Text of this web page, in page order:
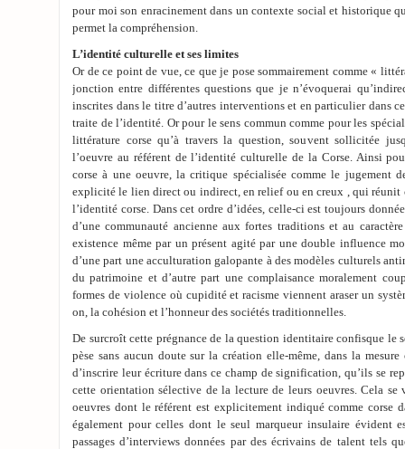
pour moi son enracinement dans un contexte social et historique
permet la compréhension.
L’identité culturelle et ses limites
Or de ce point de vue, ce que je pose sommairement comme «
jonction entre différentes questions que je n’évoquerai
inscrites dans le titre d’autres interventions et en particulier dans
traite de l’identité. Or pour le sens commun comme pour les
littérature corse qu’à travers la question, souvent sollicitée
l’oeuvre au référent de l’identité culturelle de la Corse. Ainsi
corse à une oeuvre, la critique spécialisée comme le jugement
explicité le lien direct ou indirect, en relief ou en creux , qui réunit
l’identité corse. Dans cet ordre d’idées, celle-ci est toujours
d’une communauté ancienne aux fortes traditions et au
existence même par un présent agité par une double influence
d’une part une acculturation galopante à des modèles culturels
du patrimoine et d’autre part une complaisance moralement
formes de violence où cupidité et racisme viennent araser un
on, la cohésion et l’honneur des sociétés traditionnelles.
De surcroît cette prégnance de la question identitaire confisque le
pèse sans aucun doute sur la création elle-même, dans la mesure
d’inscrire leur écriture dans ce champ de signification, qu’ils se
cette orientation sélective de la lecture de leurs oeuvres. Cela se
oeuvres dont le référent est explicitement indiqué comme corse
également pour celles dont le seul marqueur insulaire évident
passages d’interviews données par des écrivains de talent tels